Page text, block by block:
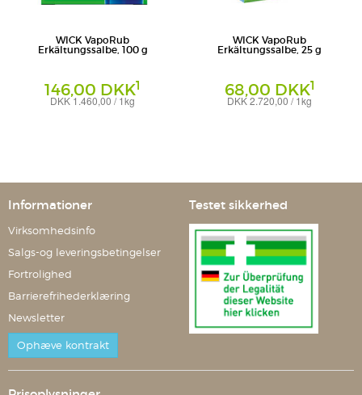
WICK VapoRub
Erkältungssalbe, 100 g
146,00 DKK1
DKK 1.460,00 / 1kg
WICK VapoRub
Erkältungssalbe, 25 g
68,00 DKK1
DKK 2.720,00 / 1kg
Informationer
Virksomhedsinfo
Salgs-og leveringsbetingelser
Fortrolighed
Barrierefrihederklæring
Newsletter
Ophæve kontrakt
Testet sikkerhed